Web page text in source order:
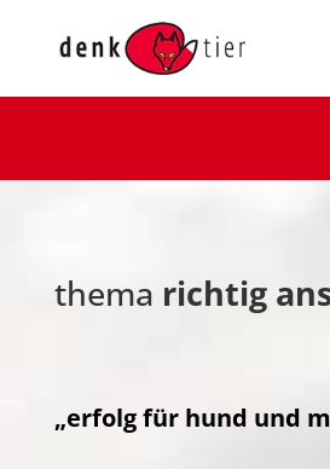
thema richtig
„erfolg für hund und